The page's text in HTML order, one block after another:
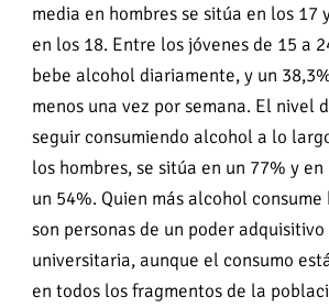
media en hombres se sitúa en los 17
en los 18. Entre los jóvenes de 15 a
bebe alcohol diariamente, y un
menos una vez por semana. El nivel
seguir consumiendo alcohol a lo
los hombres, se sitúa en un 77% y
un 54%. Quien más alcohol
son personas de un poder
universitaria, aunque el consumo
en todos los fragmentos de la